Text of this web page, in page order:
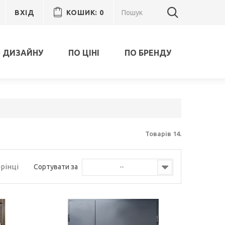
КОШИК: 0
ВХІД
ДИЗАЙНУ ПО ЦІНІ ПО БРЕНДУ
Товарів 14.
Сортувати за --